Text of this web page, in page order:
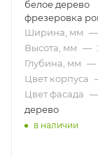
белое дерево
фрезеровка
Ширина, мм —
Высота, мм —
Глубина, мм —
Цвет корпуса
Цвет фасада —
дерево
в наличии